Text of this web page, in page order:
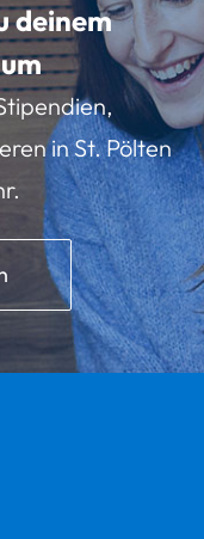
deinem
in St. Pölten